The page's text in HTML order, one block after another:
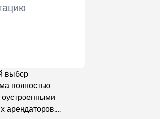
выбор
полностью
арендаторов,